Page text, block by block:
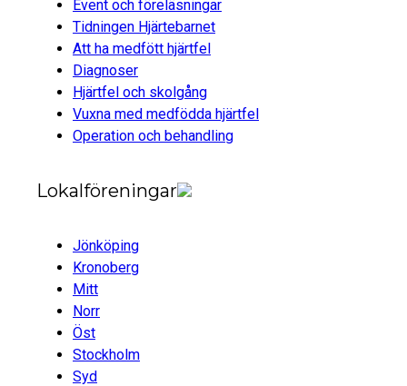
Event och föreläsningar
Tidningen Hjärtebarnet
Att ha medfött hjärtfel
Diagnoser
Hjärtfel och skolgång
Vuxna med medfödda hjärtfel
Operation och behandling
Lokalföreningar
Jönköping
Kronoberg
Mitt
Norr
Öst
Stockholm
Syd